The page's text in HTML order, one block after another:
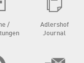
/
Adlershof
Journal